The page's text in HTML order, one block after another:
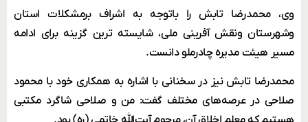
وی، محمدرضا تابش را باتوجه به اشراف برمشکلات استان
وشهرستان ونقش آفرینی ملی، شایسته ترین گزینه برای ادامه
مسیر هیئت‌ مدیره چادرملو دانست.
محمدرضا تابش نیز در سخنانی با اشاره به همکاری خود با محمود
صلاحی در عرصه‌های مختلف گفت: من و صلاحی شاگرد مکتبی